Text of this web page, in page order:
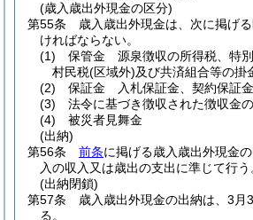
(歳入歳出外現金の区分)
第55条
歳入歳出外現金は、次に掲げ
ければならない。
(1)
保管金 源泉徴収の所得税、特
村民税(区域外)及び共済組合等の掛
(2)
保証金 入札保証金、契約保証
(3)
法令に基づき徴収された徴収金
(4)
被災者見舞金
(出納)
第56条
前条に掲げる歳入歳出外現金
入の収入又は歳出の支出に準じて行う
(出納閉鎖)
第57条
歳入歳出外現金の出納は、3月
る。